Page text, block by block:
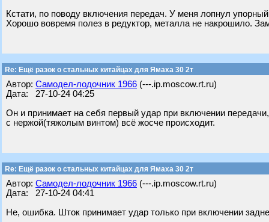
Кстати, по поводу включения передач. У меня лопнул
Хорошо вовремя полез в редуктор, металла не накрошило.
Re: Ещё разок о стальных китайцах для Ямаха 30 2т
Автор: Самодел-лодочник 1966 (---.ip.moscow.rt.ru)
Дата: 27-10-24 04:25
Он и принимает на себя первый удар при включении
с нержой(тяжолым винтом) всё жосче происходит.
Re: Ещё разок о стальных китайцах для Ямаха 30 2т
Автор: Самодел-лодочник 1966 (---.ip.moscow.rt.ru)
Дата: 27-10-24 04:41
Не, ошибка. Шток принимает удар только при включении